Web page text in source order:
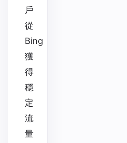
戶
從
Bing
獲
得
穩
定
流
量